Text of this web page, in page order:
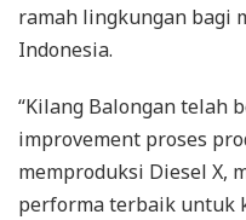
ramah lingkungan bagi
Indonesia.
“Kilang Balongan telah
improvement proses
memproduksi Diesel X,
performa terbaik untuk